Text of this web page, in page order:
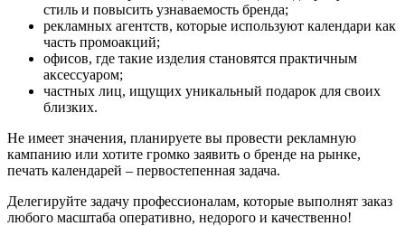
стиль и повысить узнаваемость бренда;
рекламных агентств, которые используют календари как
часть промоакций;
офисов, где такие изделия становятся практичным
аксессуаром;
частных лиц, ищущих уникальный подарок для своих
близких.
Не имеет значения, планируете вы провести рекламную
кампанию или хотите громко заявить о бренде на рынке,
печать календарей – первостепенная задача.
Делегируйте задачу профессионалам, которые выполнят заказ
любого масштаба оперативно, недорого и качественно!